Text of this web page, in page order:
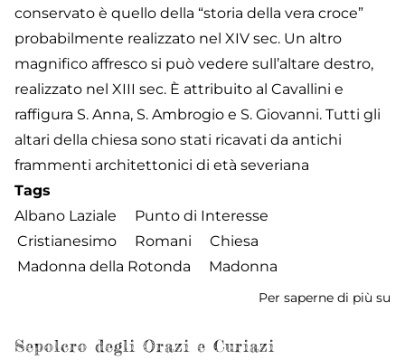
conservato è quello della “storia della vera croce”
probabilmente realizzato nel XIV sec. Un altro
magnifico affresco si può vedere sull’altare destro,
realizzato nel XIII sec. È attribuito al Cavallini e
raffigura S. Anna, S. Ambrogio e S. Giovanni. Tutti gli
altari della chiesa sono stati ricavati da antichi
frammenti architettonici di età severiana
Tags
Albano Laziale
Punto di Interesse
Cristianesimo
Romani
Chiesa
Madonna della Rotonda
Madonna
Per saperne di più su
Sepolcro degli Orazi e Curiazi